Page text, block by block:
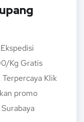
Kg Gratis
Klik
promo